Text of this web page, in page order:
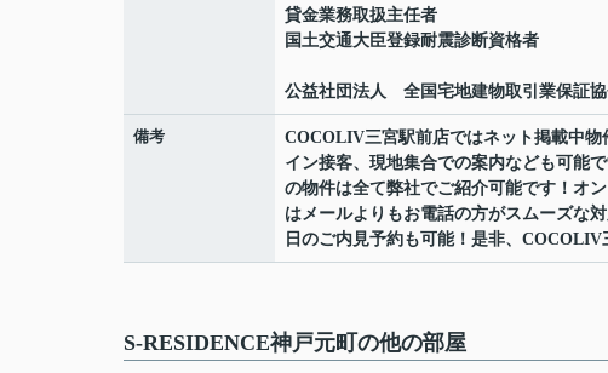
貸金業務取扱主任者
国土交通大臣登録耐震診断資格者
公益社団法人 全国宅地建物取引業保証
備考
COCOLIV三宮駅前店ではネット掲載中
イン接客、現地集合での案内なども可能
の物件は全て弊社でご紹介可能です！オ
はメールよりもお電話の方がスムーズな
日のご内見予約も可能！是非、COCOLIV
S-RESIDENCE神戸元町の他の部屋